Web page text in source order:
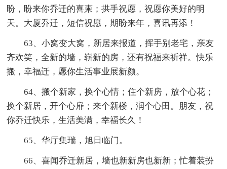
盼，盼来你乔迁的喜柬；拱手祝愿，祝愿你美好的明
天。大厦乔迁，短信祝愿，期盼来年，喜讯再添！
63、小窝变大窝，新居来报道，挥手别老宅，亲友
齐欢笑，全新的墙，崭新的房，还有祝福来祈祥。快乐
搬，幸福迁，愿你生活事业展新颜。
64、搬个新家，换个心情；住个新房，放个心花；
换个新居，开个心扉；来个新楼，润个心田。朋友，祝
你乔迁快乐，生活美满，幸福长久！
65、华厅集瑞，旭日临门。
66、喜闻乔迁新居，墙也新新房也新新；忙着装扮